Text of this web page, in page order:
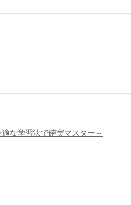
な学習法で確実マスター～